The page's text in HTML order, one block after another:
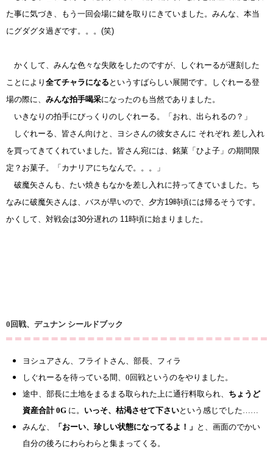
た事に気づき、もう一回会場に鍵を取りにきていました。みんな、本当
にグダグタ過ぎです。。。(笑)
かくして、みんな色々な失敗をしたのですが、しぐれーるが遅刻した
ことにより 全てチャラになる というすばらしい展開です。しぐれーる登
場の際に、 みんな拍手喝采になったのも当然でありました。
いきなりの拍手にびっくりのしぐれーる。「おれ、出られるの？」
しぐれーる、皆さん向けと、ヨシさんの彼女さんに それぞれ 差し入れ
を買ってきてくれていました。皆さん宛には、銘菓「ひよ子」の期間限
定？お菓子。「カナリアにちなんで。。。」
破魔矢さんも、たい焼きもなかを差し入れに持ってきていました。ち
なみに破魔矢さんは、バスが早いので、夕方19時頃には帰るそうです。
かくして、対戦会は30分遅れの 11時頃に始まりました。
0回戦、デュナン シールドブック
ヨシュアさん、フライトさん、部長、フィラ
しぐれーるを待っている間、0回戦というのをやりました。
途中、部長に土地をまるまる取られた上に通行料取られ、 ちょうど
資産合計 0G に。 いっそ、枯渇させて下さいという感じでした……
みんな、
「おーい、珍しい状態になってるよ！」 と、画面のでかい
自分の後ろにわらわらと集まってくる。